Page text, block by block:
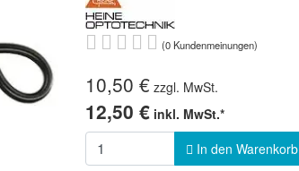
(0 Kundenmeinungen)
10,50 € zzgl. MwSt.
12,50 € inkl. MwSt.*
In den Warenkorb